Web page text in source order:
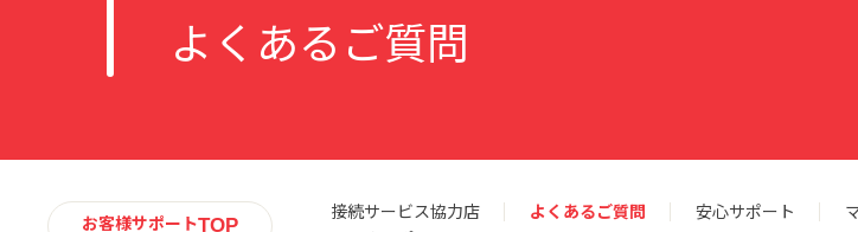
よくあるご質問
お客様サポートTOP
接続サービス協力店 よくあるご質問 安心サポート